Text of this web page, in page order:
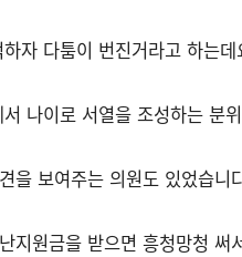
자 다툼이 번진거라고 하는데
나이로 서열을 조성하는 분
을 보여주는 의원도 있었습니
지원금을 받으면 흥청망청 써